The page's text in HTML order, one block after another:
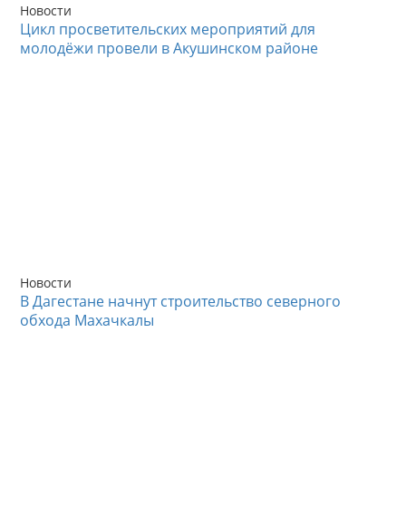
Новости
Цикл просветительских мероприятий для
молодёжи провели в Акушинском районе
Новости
В Дагестане начнут строительство северного
обхода Махачкалы